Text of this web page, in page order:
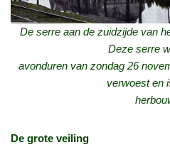
De serre aan de zuidzijde van
Deze serre
avonduren van zondag 26
verwoest en
De grote veiling